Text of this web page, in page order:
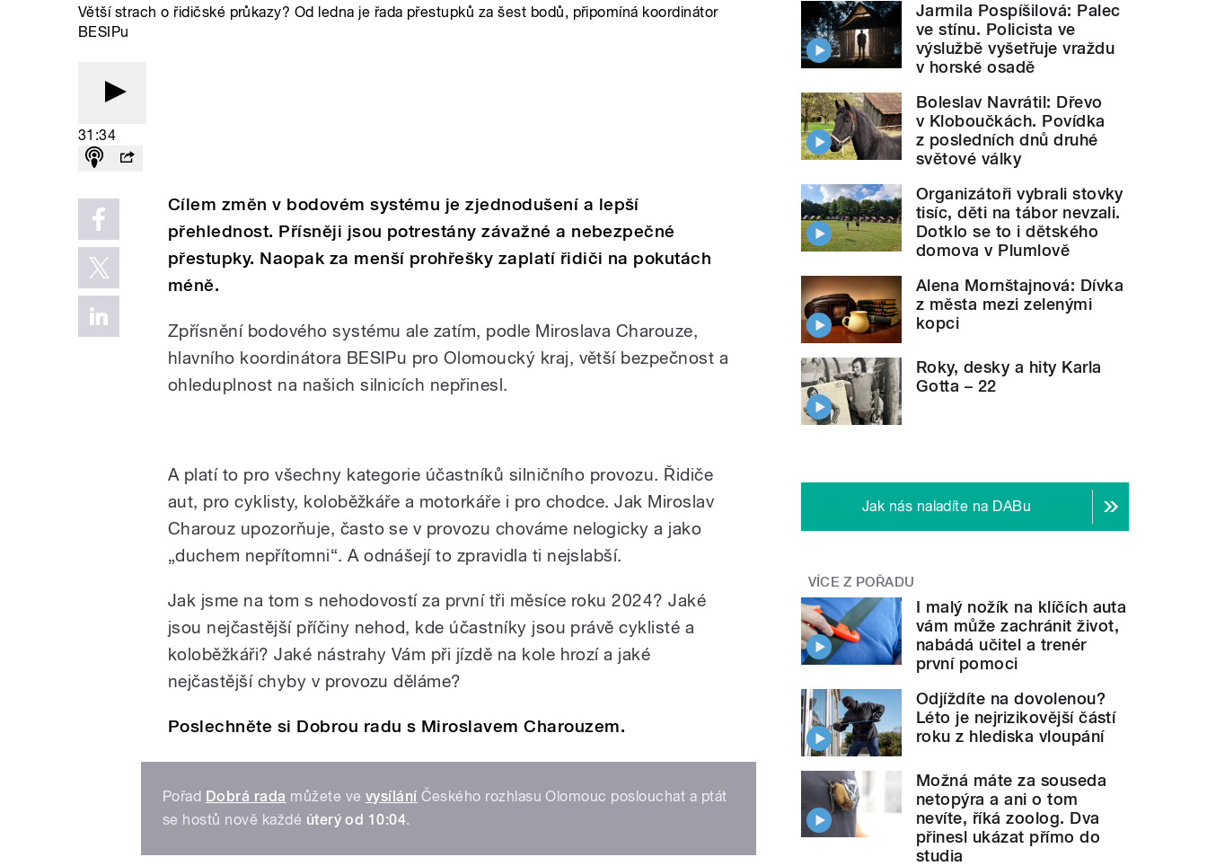
Větší strach o řidičské průkazy? Od ledna je řada přestupků za šest bodů, připomíná koordinátor
BESIPu
31:34
Cílem změn v bodovém systému je zjednodušení a lepší
přehlednost. Přísněji jsou potrestány závažné a nebezpečné
přestupky. Naopak za menší prohřešky zaplatí řidiči na pokutách
méně.
Zpřísnění bodového systému ale zatím, podle Miroslava Charouze,
hlavního koordinátora BESIPu pro Olomoucký kraj, větší bezpečnost a
ohleduplnost na našich silnicích nepřinesl.
A platí to pro všechny kategorie účastníků silničního provozu. Řidiče
aut, pro cyklisty, koloběžkáře a motorkáře i pro chodce. Jak Miroslav
Charouz upozorňuje, často se v provozu chováme nelogicky a jako
„duchem nepřítomni“. A odnášejí to zpravidla ti nejslabší.
Jak jsme na tom s nehodovostí za první tři měsíce roku 2024? Jaké
jsou nejčastější příčiny nehod, kde účastníky jsou právě cyklisté a
koloběžkáři? Jaké nástrahy Vám při jízdě na kole hrozí a jaké
nejčastější chyby v provozu děláme?
Poslechněte si Dobrou radu s Miroslavem Charouzem.
Pořad Dobrá rada můžete ve vysílání Českého rozhlasu Olomouc poslouchat a ptát
se hostů nově každé úterý od 10:04.
Jarmila Pospíšilová: Palec
ve stínu. Policista ve
výslužbě vyšetřuje vraždu
v horské osadě
Boleslav Navrátil: Dřevo
v Kloboučkách. Povídka
z posledních dnů druhé
světové války
Organizátoři vybrali stovky
tisíc, děti na tábor nevzali.
Dotklo se to i dětského
domova v Plumlově
Alena Mornštajnová: Dívka
z města mezi zelenými
kopci
Roky, desky a hity Karla
Gotta – 22
Jak nás naladíte na DABu
VÍCE Z POŘADU
I malý nožík na klíčích auta
vám může zachránit život,
nabádá učitel a trenér
první pomoci
Odjíždíte na dovolenou?
Léto je nejrizikovější částí
roku z hlediska vloupání
Možná máte za souseda
netopýra a ani o tom
nevíte, říká zoolog. Dva
přinesl ukázat přímo do
studia